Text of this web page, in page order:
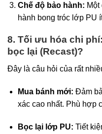
Chế độ bảo hành:
hành bong tróc lớp PU
8. Tối ưu hóa chi
bọc lại (Recast)?
Đây là câu hỏi của rất
Mua bánh mới: Đảm
xác cao nhất. Phù hợp
Bọc lại lớp PU: Tiết